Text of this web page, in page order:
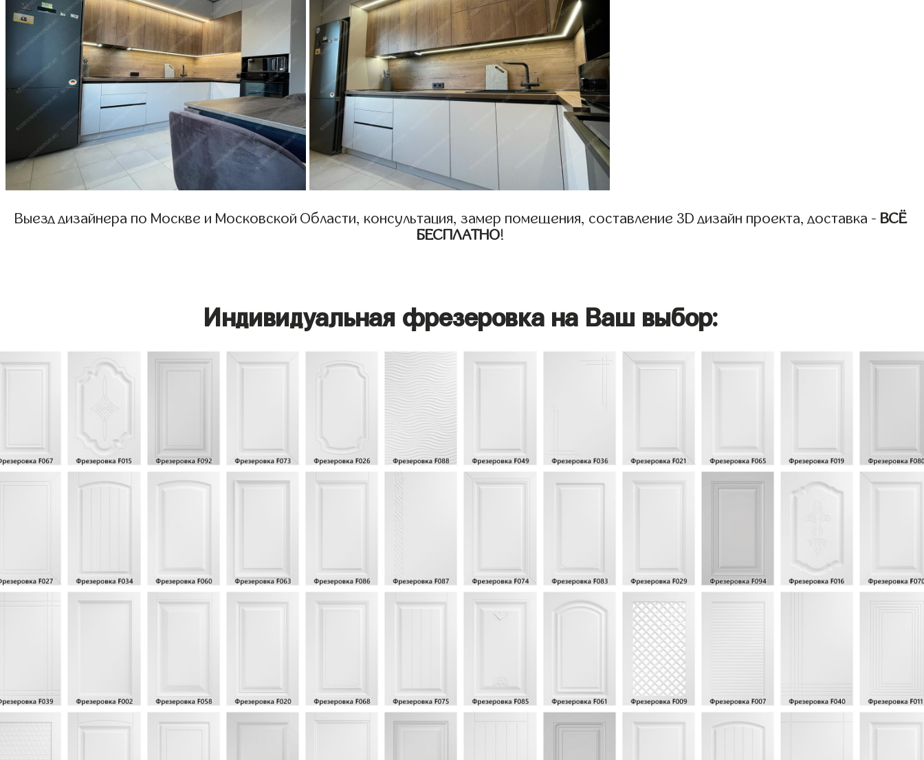
Выезд дизайнера по Москве и Московской Области, консультация, замер помещения, составление 3D дизайн проекта, доставка - ВСЁ
БЕСПЛАТНО!
Индивидуальная фрезеровка на Ваш выбор: